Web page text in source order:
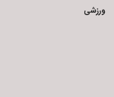
ورزشی